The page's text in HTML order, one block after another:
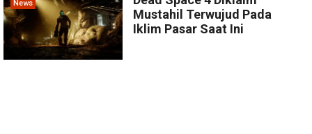
News
Mustahil Terwujud Pada
Iklim Pasar Saat Ini